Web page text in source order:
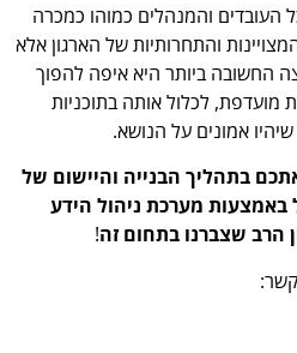
העובדים והמנהלים כמוהו כמכרה
והתחרותיות של הארגון אלא
החשובה ביותר היא איפה להפוך
מועדפת, לכלול אותה בתוכניות
אמונים על הנושא.
בתהליך הבנייה והיישום של
באמצעות מערכת ניהול הידע
!